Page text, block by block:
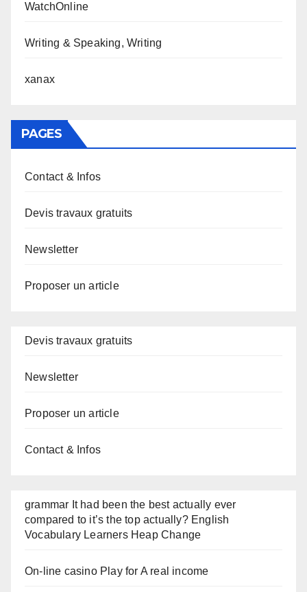
WatchOnline
Writing & Speaking, Writing
xanax
PAGES
Contact & Infos
Devis travaux gratuits
Newsletter
Proposer un article
Devis travaux gratuits
Newsletter
Proposer un article
Contact & Infos
grammar It had been the best actually ever
compared to it’s the top actually? English
Vocabulary Learners Heap Change
On-line casino Play for A real income